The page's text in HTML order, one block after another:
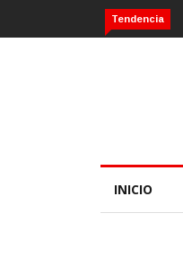
Tendencia
INICIO